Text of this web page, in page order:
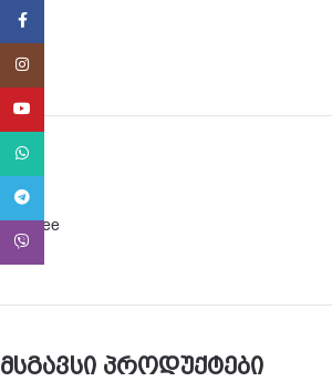
BPA free
მსგავსი პროდუქტები